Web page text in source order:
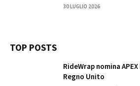
30 LUGLIO 2026
TOP POSTS
RideWrap nomina
Regno Unito